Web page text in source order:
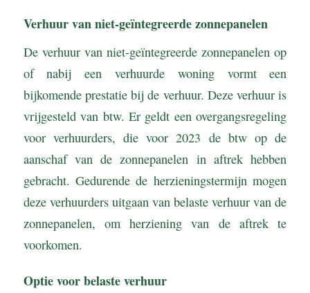
Verhuur van niet-geïntegreerde zonnepanelen
De verhuur van niet-geïntegreerde zonnepanelen op
of nabij een verhuurde woning vormt een
bijkomende prestatie bij de verhuur. Deze verhuur is
vrijgesteld van btw. Er geldt een overgangsregeling
voor verhuurders, die voor 2023 de btw op de
aanschaf van de zonnepanelen in aftrek hebben
gebracht. Gedurende de herzieningstermijn mogen
deze verhuurders uitgaan van belaste verhuur van de
zonnepanelen, om herziening van de aftrek te
voorkomen.
Optie voor belaste verhuur